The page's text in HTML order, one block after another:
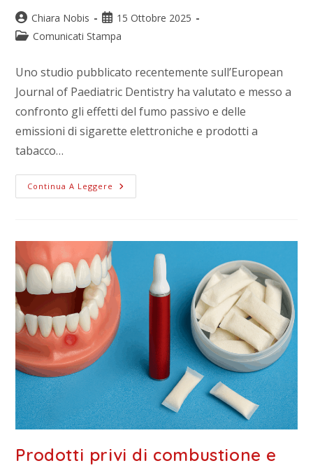
Chiara Nobis
15 Ottobre 2025
Comunicati Stampa
Uno studio pubblicato recentemente sull’European
Journal of Paediatric Dentistry ha valutato e messo a
confronto gli effetti del fumo passivo e delle
emissioni di sigarette elettroniche e prodotti a
tabacco…
Continua A Leggere
Prodotti privi di combustione e